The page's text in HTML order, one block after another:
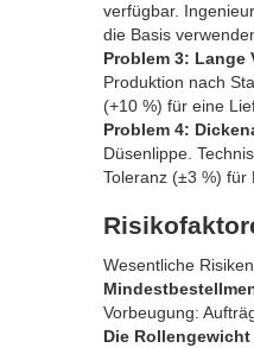
verfügbar.
die Basis
Problem 3: Lange
Produktion nach
(+10 %) für eine
Problem 4:
Düsenlippe.
Toleranz (±3 %) für
Wesentliche
Vorbeugung:
Die